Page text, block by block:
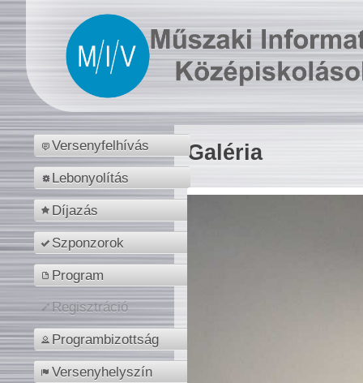
Versenyfelhívás
Lebonyolítás
Díjazás
Szponzorok
Program
Regisztráció
Programbizottság
Versenyhelyszín
Galéria